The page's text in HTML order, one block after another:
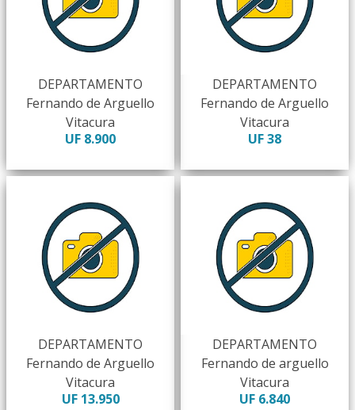
DEPARTAMENTO
Fernando de Arguello
Vitacura
UF 8.900
DEPARTAMENTO
Fernando de Arguello
Vitacura
UF 38
DEPARTAMENTO
Fernando de Arguello
Vitacura
UF 13.950
DEPARTAMENTO
Fernando de arguello
Vitacura
UF 6.840